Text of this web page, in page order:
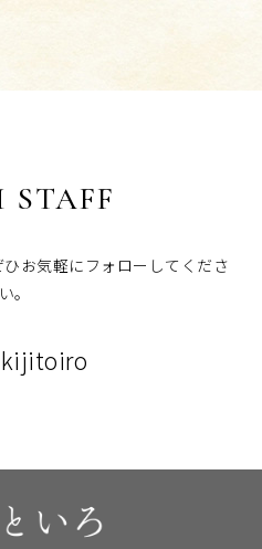
STAFF
お気軽にフォローしてくださ
い。